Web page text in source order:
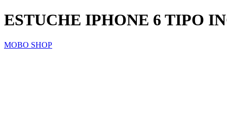
ESTUCHE IPHONE 6 TIPO
MOBO SHOP